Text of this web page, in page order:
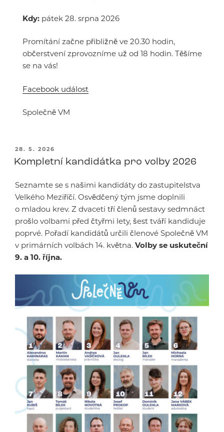
Kdy: pátek 28. srpna 2026
Promítání začne přibližně ve 20.30 hodin,
občerstvení zprovozníme už od 18 hodin. Těšíme
se na vás!
Facebook událost
Společně VM
PUBLIKOVÁNO
28. 5. 2026
Kompletní kandidátka pro volby 2026
Seznamte se s našimi kandidáty do zastupitelstva
Velkého Meziříčí. Osvědčený tým jsme doplnili
o mladou krev. Z dvaceti tří členů sestavy sedmnáct
prošlo volbami před čtyřmi lety, šest tváří kandiduje
poprvé. Pořadí kandidátů určili členové Společně VM
v primárních volbách 14. května. Volby se uskuteční
9. a 10. října.